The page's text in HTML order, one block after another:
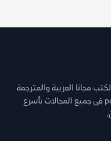
مجانا العربية والمترجمة
والروايات والقصص وغيرها من كتب مجانية pdf فى جميع المجالات بأسرع